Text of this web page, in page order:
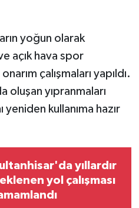
yoğun olarak
açık hava spor
çalışmaları yapıldı.
oluşan yıpranmaları
kullanıma hazır
yıllardır
yol çalışması